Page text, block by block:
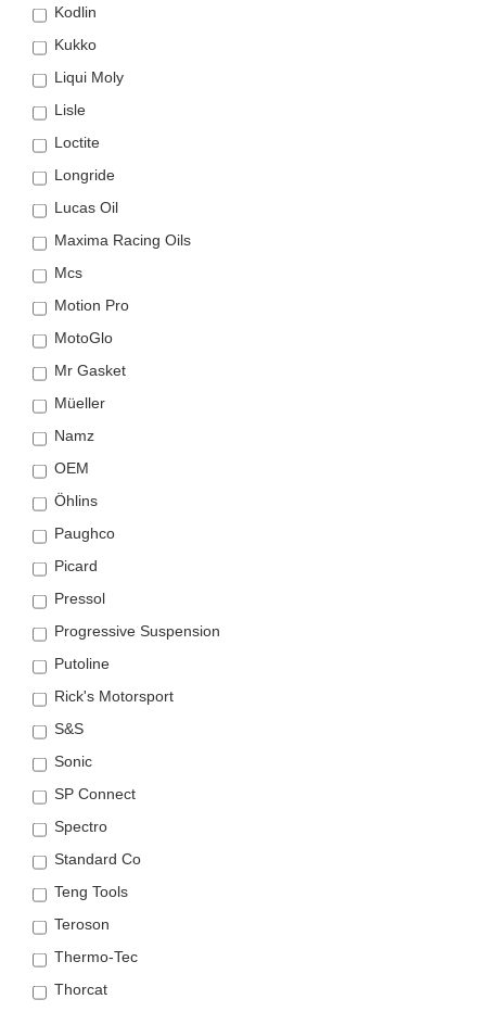
Kodlin
Kukko
Liqui Moly
Lisle
Loctite
Longride
Lucas Oil
Maxima Racing Oils
Mcs
Motion Pro
MotoGlo
Mr Gasket
Müeller
Namz
OEM
Öhlins
Paughco
Picard
Pressol
Progressive Suspension
Putoline
Rick's Motorsport
S&S
Sonic
SP Connect
Spectro
Standard Co
Teng Tools
Teroson
Thermo-Tec
Thorcat